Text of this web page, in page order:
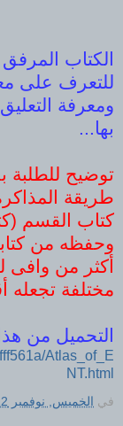
الكتاب
ومعرفة
بها...
طريقة
كتاب القسم
وحفظه من
أكثر من وافى
مختلفة تجعله
التحميل من
Atlas_of_E
NT.html
في الخميس, نوفمبر 12, 2009